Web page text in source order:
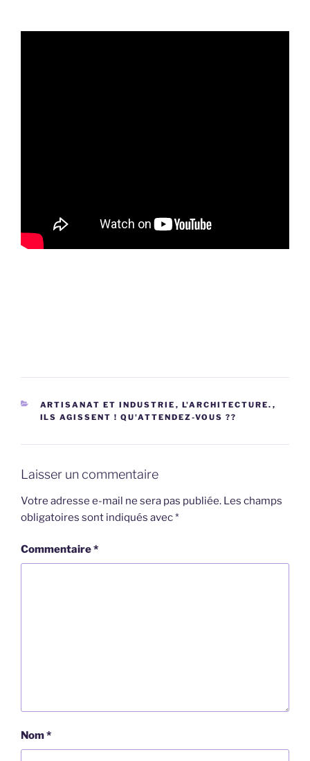
CATÉGORIES
ARTISANAT ET INDUSTRIE , L'ARCHITECTURE. ,
ILS AGISSENT ! QU'ATTENDEZ-VOUS ??
Laisser un commentaire
Votre adresse e-mail ne sera pas publiée. Les champs
obligatoires sont indiqués avec*
Commentaire*
Nom*